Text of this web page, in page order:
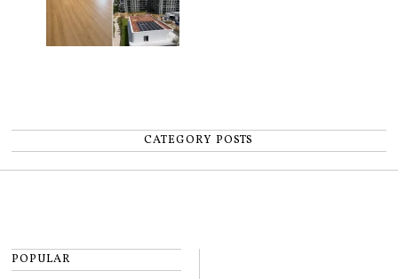
CATEGORY POSTS
POPULAR